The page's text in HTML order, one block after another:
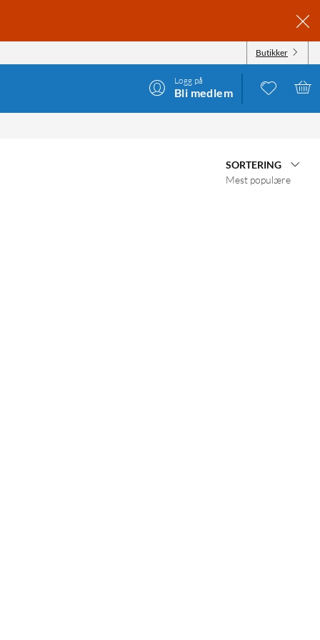
Butikker
Logg på
Bli medlem
SORTERING
Mest populære